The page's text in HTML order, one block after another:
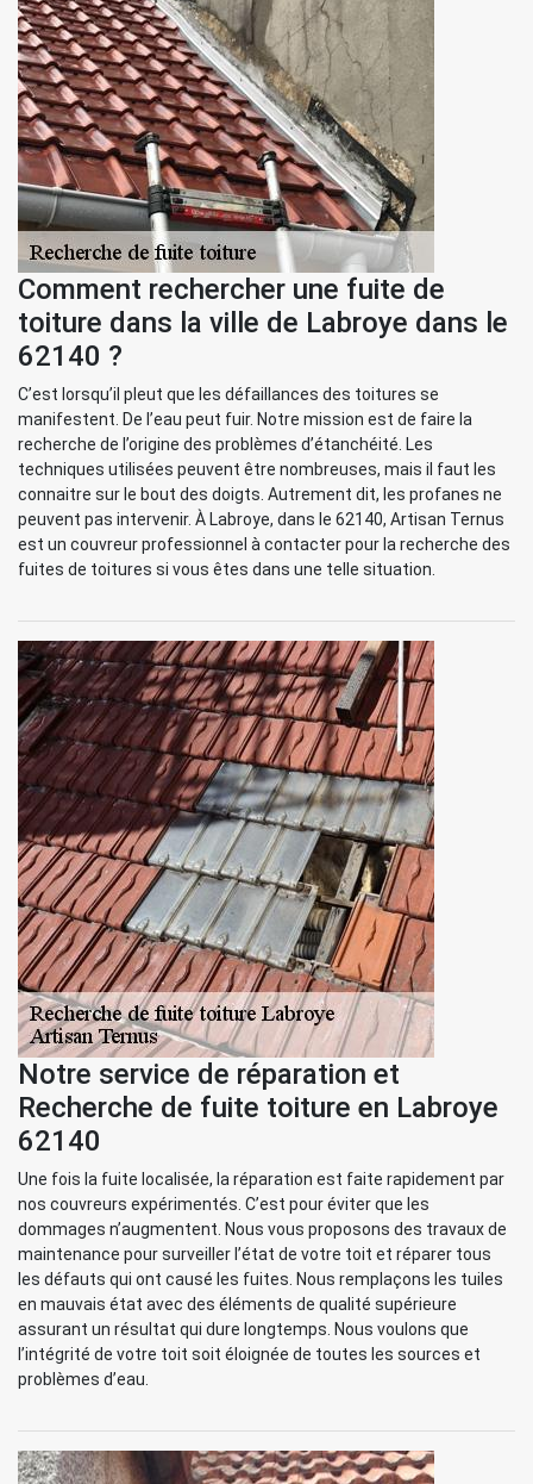
Comment rechercher une fuite de
toiture dans la ville de Labroye dans le
62140 ?
C’est lorsqu’il pleut que les défaillances des toitures se
manifestent. De l’eau peut fuir. Notre mission est de faire la
recherche de l’origine des problèmes d’étanchéité. Les
techniques utilisées peuvent être nombreuses, mais il faut les
connaitre sur le bout des doigts. Autrement dit, les profanes ne
peuvent pas intervenir. À Labroye, dans le 62140, Artisan Ternus
est un couvreur professionnel à contacter pour la recherche des
fuites de toitures si vous êtes dans une telle situation.
Notre service de réparation et
Recherche de fuite toiture en Labroye
62140
Une fois la fuite localisée, la réparation est faite rapidement par
nos couvreurs expérimentés. C’est pour éviter que les
dommages n’augmentent. Nous vous proposons des travaux de
maintenance pour surveiller l’état de votre toit et réparer tous
les défauts qui ont causé les fuites. Nous remplaçons les tuiles
en mauvais état avec des éléments de qualité supérieure
assurant un résultat qui dure longtemps. Nous voulons que
l’intégrité de votre toit soit éloignée de toutes les sources et
problèmes d’eau.